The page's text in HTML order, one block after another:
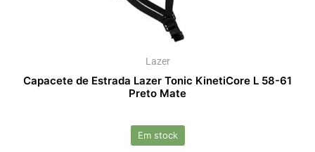
Lazer
Capacete de Estrada Lazer Tonic KinetiCore L 58-61
Preto Mate
Em stock